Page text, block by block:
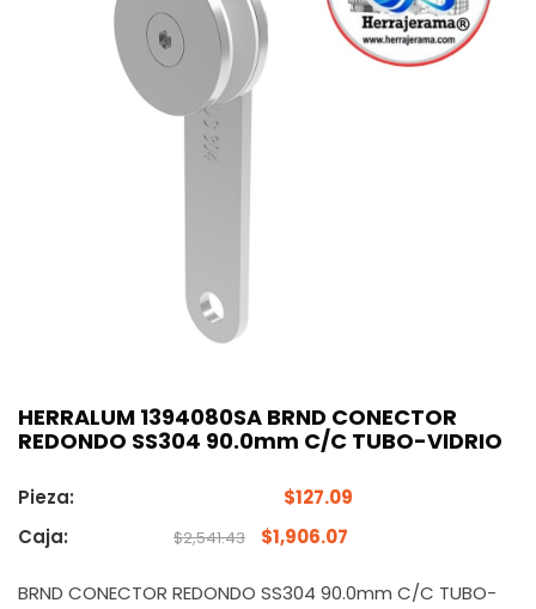
HERRALUM 1394080SA BRND CONECTOR
REDONDO SS304 90.0mm C/C TUBO-VIDRIO
Pieza: $127.09
Caja:
$2,541.43 $1,906.07
BRND CONECTOR REDONDO SS304 90.0mm C/C TUBO-